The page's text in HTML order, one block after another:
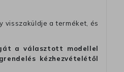
visszaküldje a terméket, és
a választott modellel
kézhezvételétől